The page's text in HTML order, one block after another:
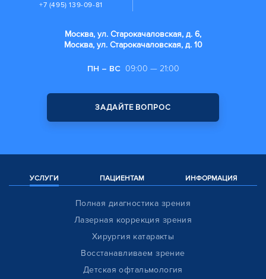
+7 (495) 139-09-81
Москва, ул. Старокачаловская, д. 6,
Москва, ул. Старокачаловская, д. 10
ПН – ВС 09:00 — 21:00
ЗАДАЙТЕ ВОПРОС
УСЛУГИ ПАЦИЕНТАМ ИНФОРМАЦИЯ
Полная диагностика зрения
Лазерная коррекция зрения
Хирургия катаракты
Восстанавливаем зрение
Детская офтальмология